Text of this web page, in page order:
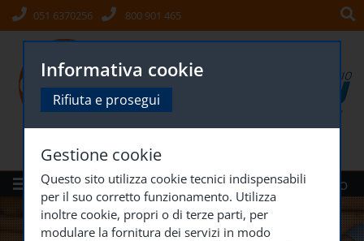
Menù Siti Gruppo
051 6370256 800 901 465
Informativa cookie
Rifiuta e prosegui
Gestione cookie
Questo sito utilizza cookie tecnici indispensabili
per il suo corretto funzionamento. Utilizza
inoltre cookie, propri o di terze parti, per
modulare la fornitura dei servizi in modo